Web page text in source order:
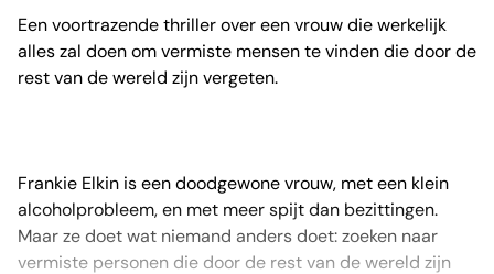
Een voortrazende thriller over een vrouw die werkelijk
alles zal doen om vermiste mensen te vinden die door de
rest van de wereld zijn vergeten.
Frankie Elkin is een doodgewone vrouw, met een klein
alcoholprobleem, en met meer spijt dan bezittingen.
Maar ze doet wat niemand anders doet: zoeken naar
vermiste personen die door de rest van de wereld zijn